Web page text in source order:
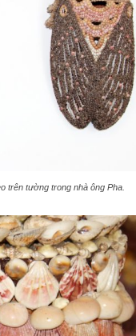
trên tường trong nhà ông Pha.